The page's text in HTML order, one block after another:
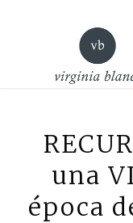
una
época